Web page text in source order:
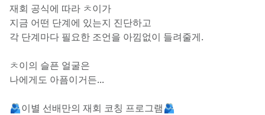
재회 공식에 따라 ㅊ이가
지금 어떤 단계에 있는지 진단하고
각 단계마다 필요한 조언을 아낌없이 들려줄게.
ㅊ이의 슬픈 얼굴은
나에게도 아픔이거든...
🫂이별 선배만의 재회 코칭 프로그램🫂